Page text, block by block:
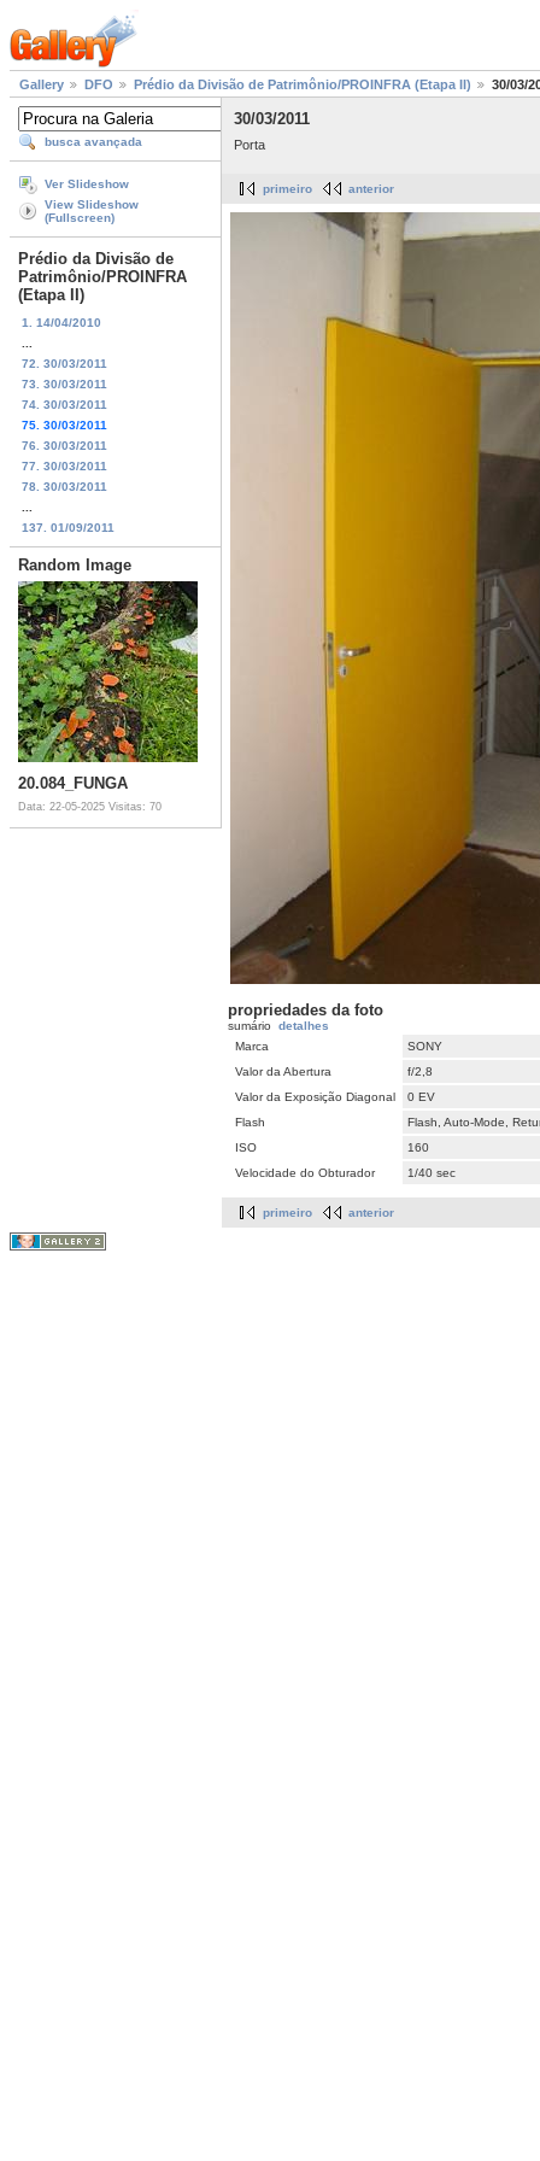
Gallery DFO Prédio da Divisão de Patrimônio/PROINFRA (Etapa II) 30/03/
busca avançada
Ver Slideshow
View Slideshow
(Fullscreen)
Prédio da Divisão de
Patrimônio/PROINFRA
(Etapa II)
1. 14/04/2010
72. 30/03/2011
73. 30/03/2011
74. 30/03/2011
75. 30/03/2011
76. 30/03/2011
77. 30/03/2011
78. 30/03/2011
137. 01/09/2011
Random Image
20.084_FUNGA
Data: 22-05-2025 Visitas: 70
30/03/2011
Porta
primeiro anterior
propriedades da foto
sumário detalhes
Marca
SONY
Valor da Abertura
f/2,8
Valor da Exposição Diagonal
0 EV
Flash
Flash, Auto-Mode,
ISO
160
Velocidade do Obturador
1/40 sec
primeiro anterior